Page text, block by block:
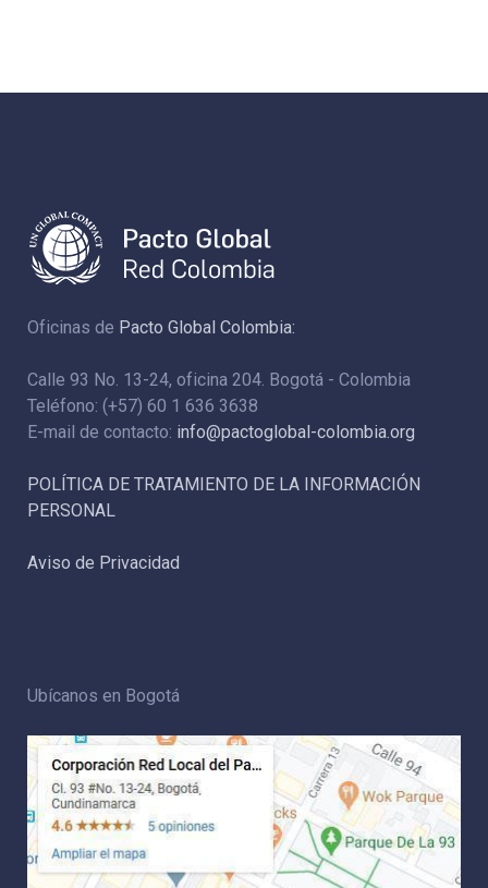
Oficinas de Pacto Global Colombia:
Calle 93 No. 13-24, oficina 204. Bogotá - Colombia
Teléfono: (+57) 60 1 636 3638
E-mail de contacto: info@pactoglobal-colombia.org
POLÍTICA DE TRATAMIENTO DE LA INFORMACIÓN
PERSONAL
Aviso de Privacidad
Ubícanos en Bogotá